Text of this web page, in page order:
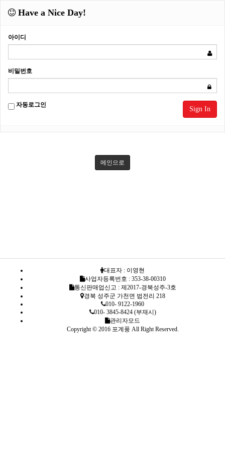
Have a Nice Day!
아이디
비밀번호
자동로그인
Sign In
메인으로
대표자 : 이영현
사업자등록번호 : 353-38-00310
통신판매업신고 : 제2017-경북성주-3호
경북 성주군 가천면 법전리 218
010- 9122-1960
010- 3845-8424 (부재시)
관리자모드
Copyright © 2016 포계풍 All Right Reserved.